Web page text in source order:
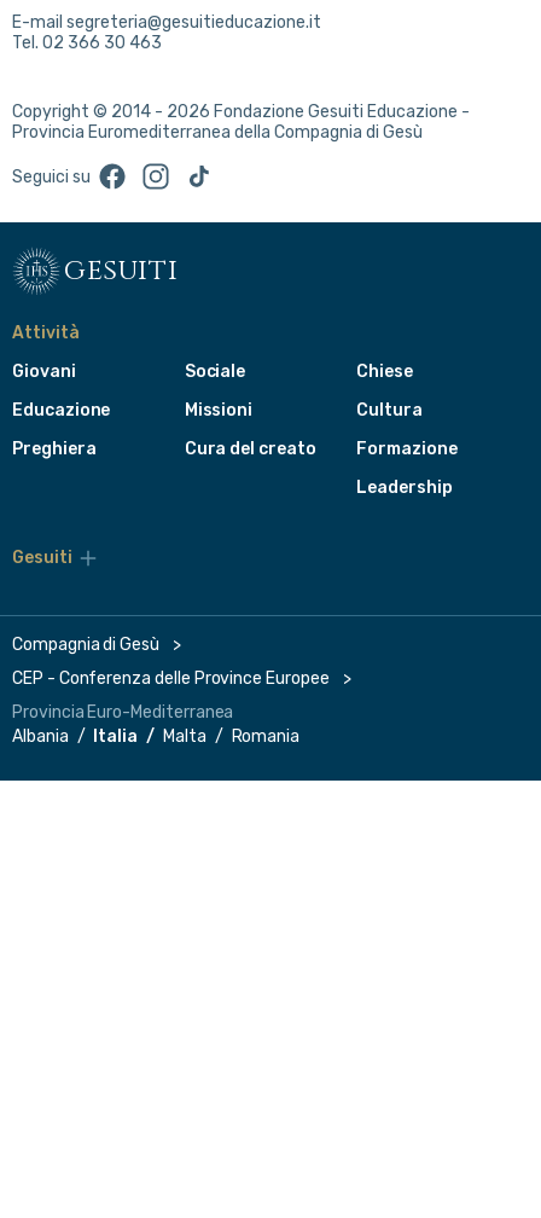
E-mail segreteria@gesuitieducazione.it
Tel. 02 366 30 463
Copyright © 2014 - 2026 Fondazione Gesuiti Educazione -
Provincia Euromediterranea della Compagnia di Gesù
Seguici su FacebookInstagram
TikTok
gesuiti
Attività
Giovani
Educazione
Preghiera
Sociale
Missioni
Cura del creato
Chiese
Cultura
Formazione
Leadership
Gesuiti
navigazione
del
footer
Compagnia di Gesù
CEP - Conferenza delle Province Europee
Provincia Euro-Mediterranea
Albania
Italia Malta Romania